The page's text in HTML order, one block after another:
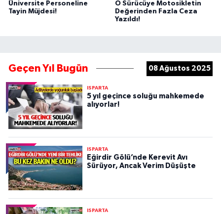
Üniversite Personeline
Tayin Müjdesi!
O Sürücüye Motosikletin
Değerinden Fazla Ceza
Yazıldı!
Geçen Yıl Bugün 08 Ağustos 2025
ISPARTA
5 yıl geçince soluğu mahkemede
alıyorlar!
ISPARTA
Eğirdir Gölü’nde Kerevit Avı
Sürüyor, Ancak Verim Düşüşte
ISPARTA